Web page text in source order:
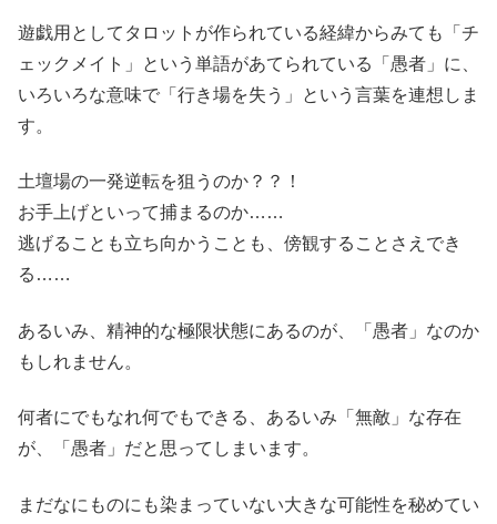
遊戯用としてタロットが作られている経緯からみても「チ
ェックメイト」という単語があてられている「愚者」に、
いろいろな意味で「行き場を失う」という言葉を連想しま
す。
土壇場の一発逆転を狙うのか？？！
お手上げといって捕まるのか……
逃げることも立ち向かうことも、傍観することさえでき
る……
あるいみ、精神的な極限状態にあるのが、「愚者」なのか
もしれません。
何者にでもなれ何でもできる、あるいみ「無敵」な存在
が、「愚者」だと思ってしまいます。
まだなにものにも染まっていない大きな可能性を秘めてい